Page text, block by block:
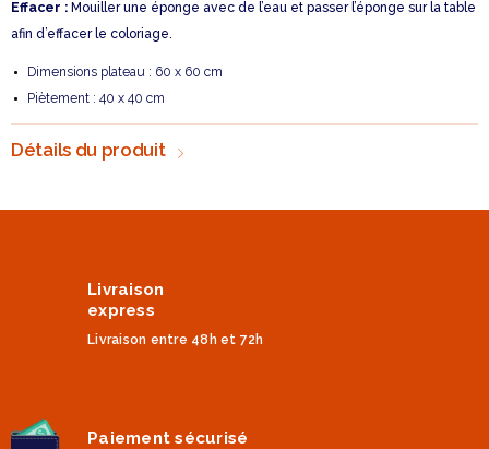
Effacer : Mouiller une éponge avec de l’eau et passer l’éponge sur la table
afin d’effacer le coloriage.
Dimensions plateau : 60 x 60 cm
Piètement : 40 x 40 cm
Détails du produit
Livraison
express
Livraison entre 48h et 72h
Paiement sécurisé